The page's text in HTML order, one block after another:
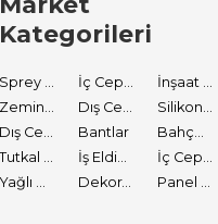
Kategorileri
Sprey Boyalar İç Cephe Astarları
İnşaat Tamir Malzemeleri
Zemin Boyası
Dış Cephe Boyaları
Silikon ve Mastikler
Dış Cephe Astarları
Bantlar
Bahçe El Aletleri
Tutkal ve Yapıştırıcılar
İş Eldiveni
İç Cephe Boyaları
Yağlı Boyalar
Dekoratif Boyalar Panel Kapı Boyası